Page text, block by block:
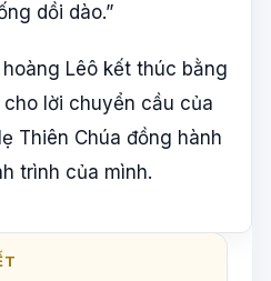
dồi dào.”
Lêô kết thúc bằng
lời chuyển cầu của
Thiên Chúa đồng hành
trình của mình.